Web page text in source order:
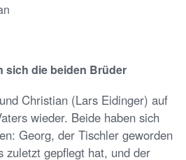
sich die beiden Brüder
Christian (Lars Eidinger) auf
wieder. Beide haben sich
Georg, der Tischler geworden
zuletzt gepflegt hat, und der